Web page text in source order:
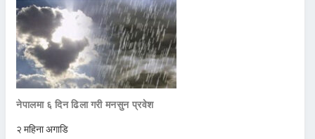
नेपालमा ६ दिन ढिला गरी मनसुन प्रवेश
२ महिना अगाडि